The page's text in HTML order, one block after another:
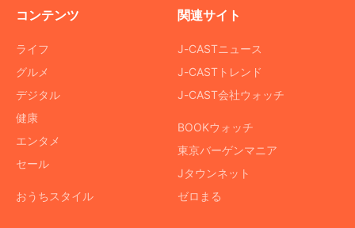
コンテンツ
ライフ
グルメ
デジタル
健康
エンタメ
セール
おうちスタイル
関連サイト
J-CASTニュース
J-CASTトレンド
J-CAST会社ウォッチ
BOOKウォッチ
東京バーゲンマニア
Jタウンネット
ゼロまる